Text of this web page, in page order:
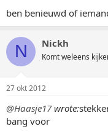
ben benieuwd of
N Nickh
Komt weleens
27 okt 2012
@Haasje17wrote:
bang voor